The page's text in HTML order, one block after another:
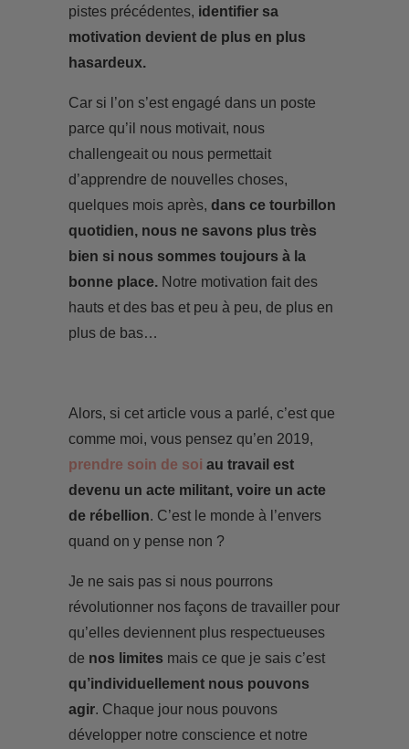
pistes précédentes, identifier sa
motivation devient de plus en plus
hasardeux.
Car si l’on s’est engagé dans un poste
parce qu’il nous motivait, nous
challengeait ou nous permettait
d’apprendre de nouvelles choses,
quelques mois après, dans ce tourbillon
quotidien, nous ne savons plus très
bien si nous sommes toujours à la
bonne place.Notre motivation fait des
hauts et des bas et peu à peu, de plus en
plus de bas…
Alors, si cet article vous a parlé, c’est que
comme moi, vous pensez qu’en 2019,
prendre soin de soi au travail est
devenu un acte militant, voire un acte
de rébellion. C’est le monde à l’envers
quand on y pense non ?
Je ne sais pas si nous pourrons
révolutionner nos façons de travailler pour
qu’elles deviennent plus respectueuses
de nos limites mais ce que je sais c’est
qu’individuellement nous pouvons
agir. Chaque jour nous pouvons
développer notre conscience et notre